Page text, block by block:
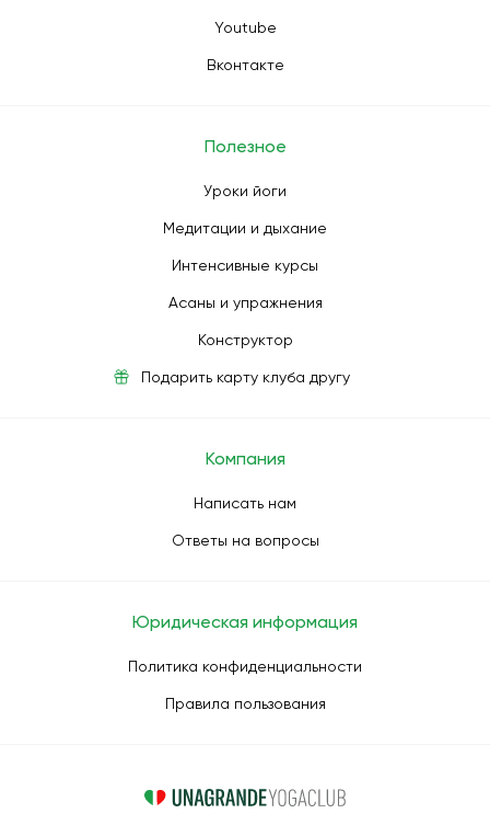
Youtube
Вконтакте
Полезное
Уроки йоги
Медитации и дыхание
Интенсивные курсы
Асаны и упражнения
Конструктор
Подарить карту клуба другу
Компания
Написать нам
Ответы на вопросы
Юридическая информация
Политика конфиденциальности
Правила пользования